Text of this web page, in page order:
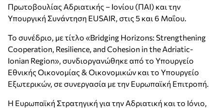
Πρωτοβουλίας Αδριατικής – Ιονίου (ΠΑΙ) και την
Υπουργική Συνάντηση EUSAIR, στις 5 και 6 Μαΐου.
Το συνέδριο, με τίτλο «Bridging Horizons: Strengthening
Cooperation, Resilience, and Cohesion in the Adriatic-
Ionian Region», συνδιοργανώθηκε από το Υπουργείο
Εθνικής Οικονομίας & Οικονομικών και το Υπουργείο
Εξωτερικών, σε συνεργασία με την Ευρωπαϊκή Επιτροπή.
Η Ευρωπαϊκή Στρατηγική για την Αδριατική και το Ιόνιο,